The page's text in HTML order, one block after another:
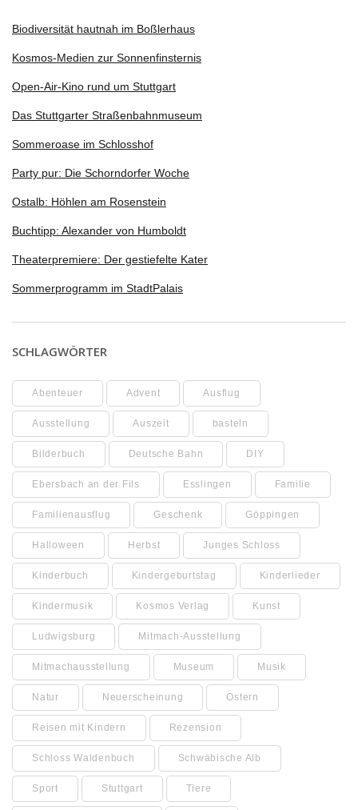
Biodiversität hautnah im Boßlerhaus
Kosmos-Medien zur Sonnenfinsternis
Open-Air-Kino rund um Stuttgart
Das Stuttgarter Straßenbahnmuseum
Sommeroase im Schlosshof
Party pur: Die Schorndorfer Woche
Ostalb: Höhlen am Rosenstein
Buchtipp: Alexander von Humboldt
Theaterpremiere: Der gestiefelte Kater
Sommerprogramm im StadtPalais
SCHLAGWÖRTER
Abenteuer Advent Ausflug
Ausstellung Auszeit basteln
Bilderbuch Deutsche Bahn DIY
Ebersbach an der Fils Esslingen Familie
Familienausflug Geschenk Göppingen
Halloween Herbst Junges Schloss
Kinderbuch Kindergeburtstag Kinderlieder
Kindermusik Kosmos Verlag Kunst
Ludwigsburg Mitmach-Ausstellung
Mitmachausstellung Museum Musik
Natur Neuerscheinung Ostern
Reisen mit Kindern Rezension
Schloss Waldenbuch Schwäbische Alb
Sport Stuttgart Tiere